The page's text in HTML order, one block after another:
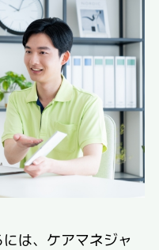
は、ケアマネジャ